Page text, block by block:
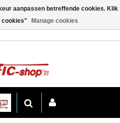
aanpassen betreffende cookies. Klik
cookies"
Manage cookies